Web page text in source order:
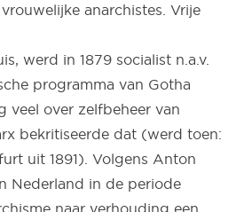
anarchistes. Vrije
werd in 1879 socialist n.a.v.
programma van Gotha
veel over zelfbeheer van
bekritiseerde dat (werd toen:
uit 1891). Volgens Anton
Nederland in de periode
naar verhouding een